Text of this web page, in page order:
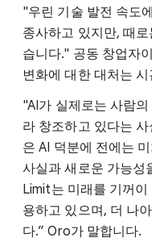
"우린 기술 발전 속도
종사하고 있지만, 때
습니다." 공동 창업자
변화에 대한 대처는
"AI가 실제로는 사람
라 창조하고 있다는
은 AI 덕분에 전에는
사실과 새로운 가능성
Limit는 미래를 기꺼
용하고 있으며, 더 나
다.” Oro가 말합니다.